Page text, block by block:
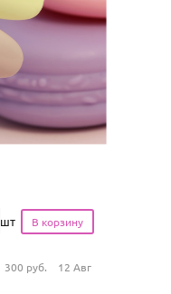
шт
300 руб. 12 Авг